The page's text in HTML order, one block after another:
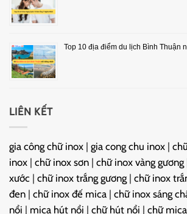
Top 10 địa điểm du lịch Bình Thuận
LIÊN KẾT
gia công chữ inox | gia cong chu inox |
inox | chữ inox sơn | chữ inox vàng gương
xước | chữ inox trắng gương | chữ inox
đen | chữ inox đế mica | chữ inox sáng
nổi | mica hút nổi | chữ hút nổi | chữ mica